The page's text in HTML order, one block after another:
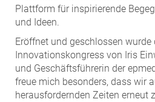
Plattform für inspirierende
und Ideen.
Eröffnet und geschlossen wurde
Innovationskongress von Iris
und Geschäftsführerin der
freue mich besonders, dass wir
herausfordernden Zeiten erneut